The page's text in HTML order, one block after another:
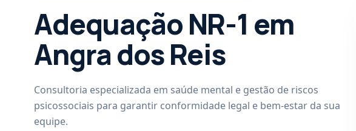
Adequação NR-1 em
Angra dos Reis
Consultoria especializada em saúde mental e gestão de riscos
psicossociais para garantir conformidade legal e bem-estar da sua
equipe.